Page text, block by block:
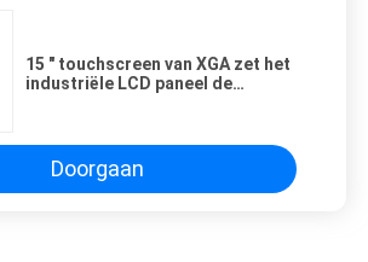
15 " touchscreen van XGA zet het
industriële LCD paneel de
Doorgaan